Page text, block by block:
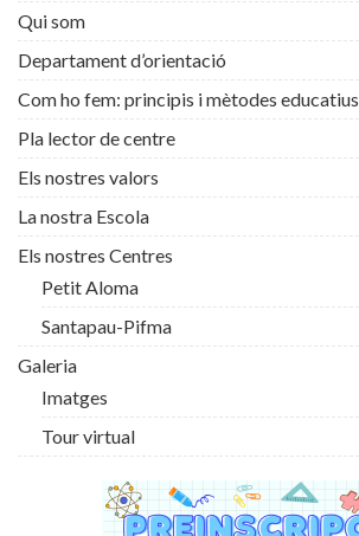
Qui som
Departament d’orientació
Com ho fem: principis i mètodes educatius
Pla lector de centre
Els nostres valors
La nostra Escola
Els nostres Centres
Petit Aloma
Santapau-Pifma
Galeria
Imatges
Tour virtual